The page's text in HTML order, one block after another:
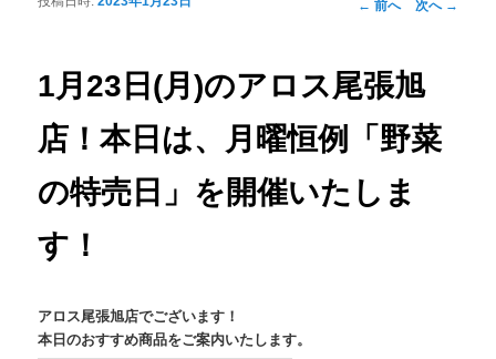
← 前へ 次へ →
1月23日(月)のアロス尾張旭
店！本日は、月曜恒例「野菜
の特売日」を開催いたしま
す！
アロス尾張旭店でございます！
本日のおすすめ商品をご案内いたします。